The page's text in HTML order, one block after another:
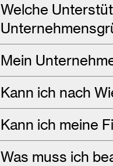
Welche
Mein
Kann ich nach
Kann ich meine
Was muss ich